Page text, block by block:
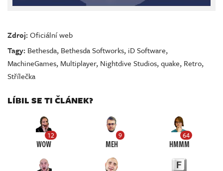
Zdroj:Oficiální web
Tagy: Bethesda, Bethesda Softworks, iD Software,
MachineGames, Multiplayer, Nightdive Studios,quake, Retro,
Střílečka
LÍBIL SE TI ČLÁNEK?
12
WOW
9
MEH
64
HMMM